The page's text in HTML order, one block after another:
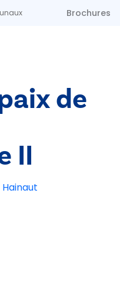
Brochures
de
II